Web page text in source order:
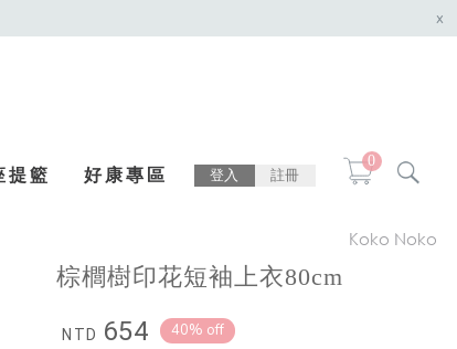
x
提籃 好康專區 登入 註冊
0
Koko Noko
棕櫚樹印花短袖上衣80cm
NTD 654 40% off